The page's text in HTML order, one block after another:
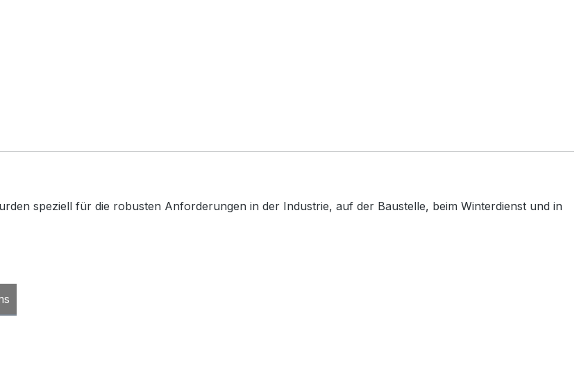
speziell für die robusten Anforderungen in der Industrie, auf der Baustelle, beim Winterdienst und in